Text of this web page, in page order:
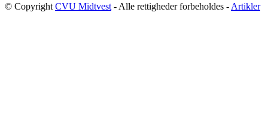
© Copyright CVU Midtvest - Alle rettigheder forbeholdes - Artikler